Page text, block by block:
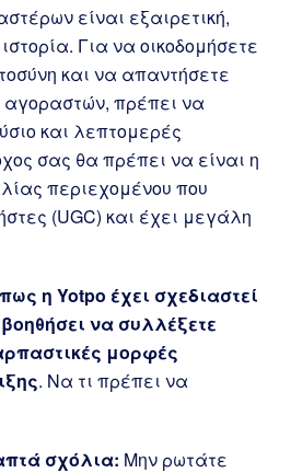
είναι εξαιρετική,
Για να οικοδομήσετε
και να απαντήσετε
αγοραστών, πρέπει να
και λεπτομερές
σας θα πρέπει να είναι η
περιεχομένου που
(UGC) και έχει μεγάλη
η Yotpo έχει σχεδιαστεί
να συλλέξετε
μορφές
. Να τι πρέπει να
σχόλια: Μην ρωτάτε